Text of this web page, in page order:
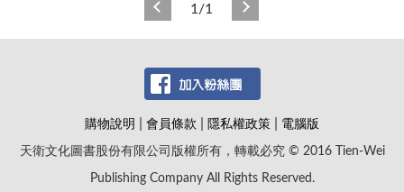
1/1
購物說明 會員條款 隱私權政策
電腦版
天衛文化圖書股份有限公司版權所有，轉載必究 © 2016 Tien-Wei
Publishing Company All Rights Reserved.